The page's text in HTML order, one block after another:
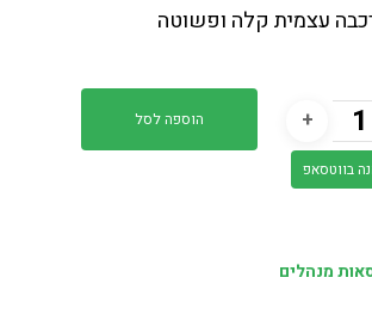
עצמית קלה ופשוטה
הוספה לסל
בווטסאפ
מנהלים